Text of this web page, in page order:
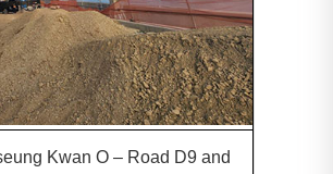
Kwan O – Road D9 and